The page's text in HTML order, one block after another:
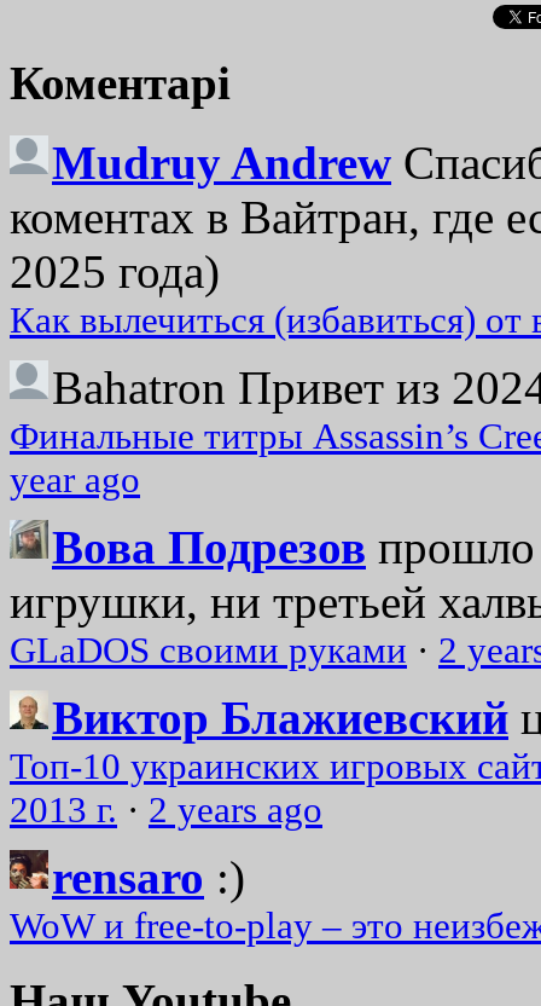
Коментарі
Mudruy Andrew
коментах в Вайтран, где
2025 года)
Как вылечиться (избавиться)
Bahatron Привет из
Финальные титры Assassin’s
year ago
Вова Подрезов прошло
игрушки, ни третьей
GLaDOS своими руками · 2
Виктор Блажиевский
Топ-10 украинских игровых
2013 г. · 2 years ago
rensaro :)
WoW и free-to-play – это